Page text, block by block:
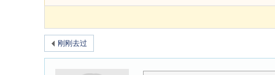
刚刚去过